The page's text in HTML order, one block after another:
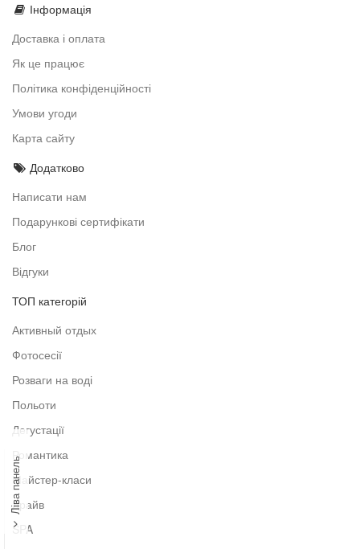
Інформація
Доставка і оплата
Як це працює
Політика конфіденційності
Умови угоди
Карта сайту
Додатково
Написати нам
Подарункові сертифікати
Блог
Відгуки
ТОП категорій
Активный отдых
Фотосесії
Розваги на воді
Польоти
Дегустації
Романтика
Майстер-класи
Драйв
SPA
Ліва панель